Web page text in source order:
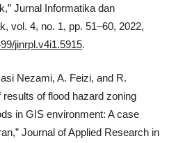
Jurnal Informatika dan
vol. 4, no. 1, pp. 51–60, 2022,
jinrpl.v4i1.5915.
Nezami, A. Feizi, and R.
of flood hazard zoning
in GIS environment: A case
Journal of Applied Research in